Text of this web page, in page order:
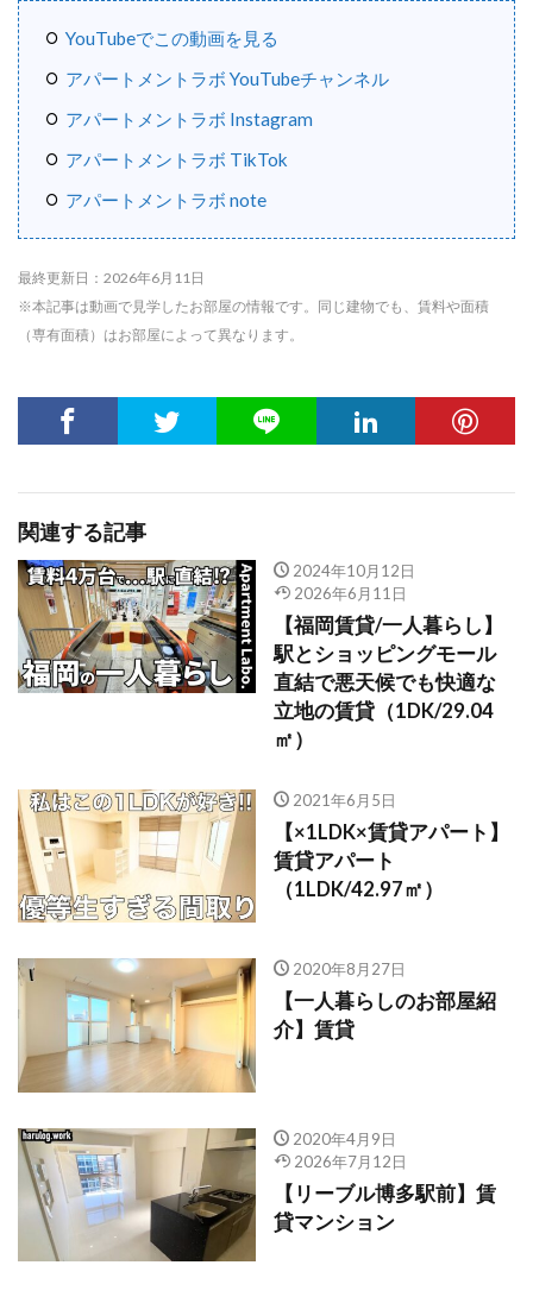
YouTubeでこの動画を見る
アパートメントラボ YouTubeチャンネル
アパートメントラボ Instagram
アパートメントラボ TikTok
アパートメントラボ note
最終更新日：2026年6月11日
※本記事は動画で見学したお部屋の情報です。同じ建物でも、賃料や面積
（専有面積）はお部屋によって異なります。
関連する記事
2024年10月12日
2026年6月11日
【福岡賃貸/一人暮らし】
駅とショッピングモール
直結で悪天候でも快適な
立地の賃貸（1DK/29.04
㎡）
2021年6月5日
【×1LDK×賃貸アパート】
賃貸アパート
（1LDK/42.97㎡）
2020年8月27日
【一人暮らしのお部屋紹
介】賃貸
2020年4月9日
2026年7月12日
【リーブル博多駅前】賃
貸マンション